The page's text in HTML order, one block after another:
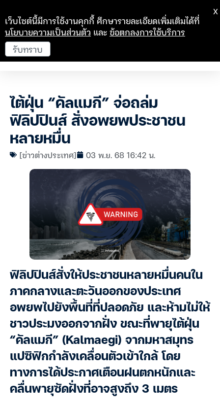
ไต้ฝุ่น “คัลแมกี” จ่อถล่ม
ฟิลิปปินส์ สั่งอพยพประชาชน
หลายหมื่น
[ข่าวต่างประเทศ] 03 พ.ย. 68 16:42 น.
ฟิลิปปินส์สั่งให้ประชาชนหลายหมื่นคนใน
ภาคกลางและตะวันออกของประเทศ
อพยพไปยังพื้นที่ที่ปลอดภัย และห้ามไม่ให้
ชาวประมงออกจากฝั่ง ขณะที่พายุไต้ฝุ่น
“คัลแมกี” (Kalmaegi) จากมหาสมุทร
แปซิฟิกกำลังเคลื่อนตัวเข้าใกล้ โดย
ทางการได้ประกาศเตือนฝนตกหนักและ
คลื่นพายุซัดฝั่งที่อาจสูงถึง 3 เมตร
เว็บไซต์นี้มีการใช้งานคุกกี้ ศึกษารายละเอียดเพิ่มเติมได้ที่
นโยบายความเป็นส่วนตัว และข้อตกลงการใช้บริการ
รับทราบ
X